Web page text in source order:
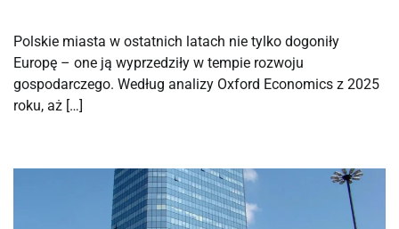
Polskie miasta w ostatnich latach nie tylko dogoniły
Europę – one ją wyprzedziły w tempie rozwoju
gospodarczego. Według analizy Oxford Economics z 2025
roku, aż […]